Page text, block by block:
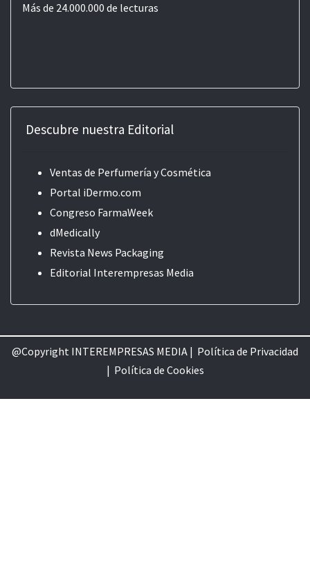
Más de 24.000.000 de lecturas
Descubre nuestra Editorial
Ventas de Perfumería y Cosmética
Portal iDermo.com
Congreso FarmaWeek
dMedically
Revista News Packaging
Editorial Interempresas Media
@Copyright INTEREMPRESAS MEDIA | Política de Privacidad
| Política de Cookies